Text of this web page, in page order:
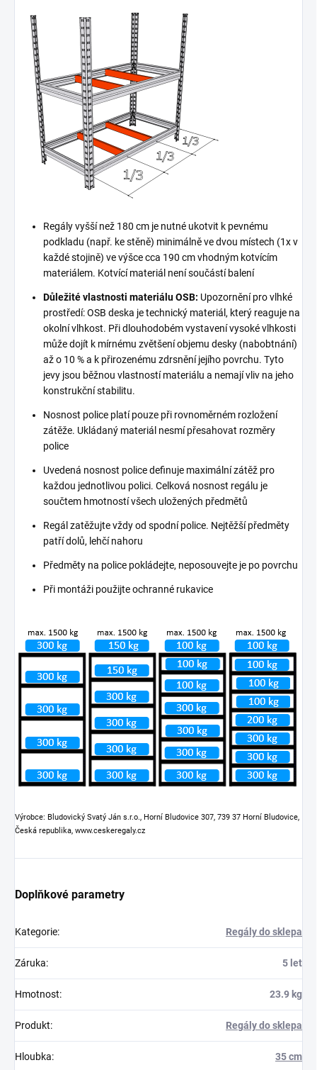
Regály vyšší než 180 cm je nutné ukotvit k pevnému
podkladu (např. ke stěně) minimálně ve dvou místech (1x v
každé stojině) ve výšce cca 190 cm vhodným kotvícím
materiálem. Kotvící materiál není součástí balení
Důležité vlastnosti materiálu OSB: Upozornění pro vlhké
prostředí: OSB deska je technický materiál, který reaguje na
okolní vlhkost. Při dlouhodobém vystavení vysoké vlhkosti
může dojít k mírnému zvětšení objemu desky (nabobtnání)
až o 10 % a k přirozenému zdrsnění jejího povrchu. Tyto
jevy jsou běžnou vlastností materiálu a nemají vliv na jeho
konstrukční stabilitu.
Nosnost police platí pouze při rovnoměrném rozložení
zátěže. Ukládaný materiál nesmí přesahovat rozměry
police
Uvedená nosnost police definuje maximální zátěž pro
každou jednotlivou polici. Celková nosnost regálu je
součtem hmotností všech uložených předmětů
Regál zatěžujte vždy od spodní police. Nejtěžší předměty
patří dolů, lehčí nahoru
Předměty na police pokládejte, neposouvejte je po povrchu
Při montáži použijte ochranné rukavice
Výrobce: Bludovický Svatý Ján s.r.o., Horní Bludovice 307, 739 37 Horní Bludovice,
Česká republika, www.ceskeregaly.cz
Doplňkové parametry
Kategorie: Regály do sklepa
Záruka: 5 let
Hmotnost: 23.9 kg
Produkt: Regály do sklepa
Hloubka: 35 cm